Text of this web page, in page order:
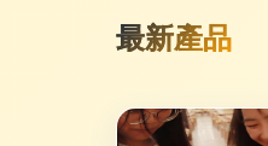
最新產品